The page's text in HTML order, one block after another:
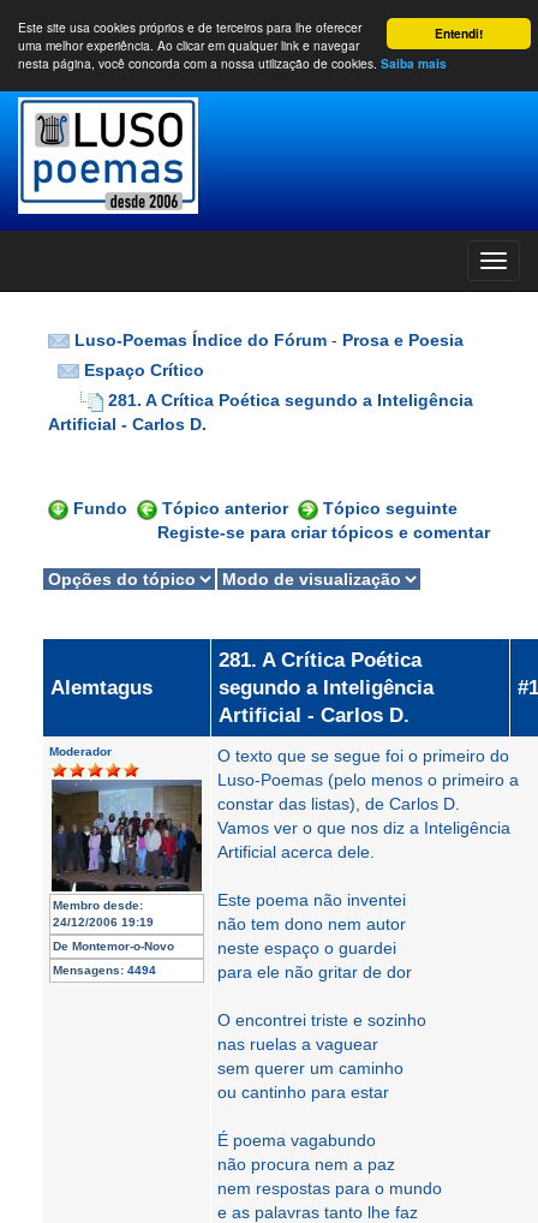
Entendi!
Este site usa cookies próprios e de terceiros para lhe oferecer
uma melhor experiência. Ao clicar em qualquer link e navegar
nesta página, você concorda com a nossa utilização de cookies. Saiba mais
Luso-Poemas Índice do Fórum - Prosa e Poesia
Espaço Crítico
281. A Crítica Poética segundo a Inteligência
Artificial - Carlos D.
Fundo Tópico anterior
Tópico seguinte
Registe-se para criar tópicos e comentar
Alemtagus
281. A Crítica Poética
segundo a Inteligência
Artificial - Carlos D.
#1
Moderador
Membro desde:
24/12/2006 19:19
De Montemor-o-Novo
Mensagens: 4494
O texto que se segue foi o primeiro do
Luso-Poemas (pelo menos o primeiro a
constar das listas), de Carlos D.
Vamos ver o que nos diz a Inteligência
Artificial acerca dele.
Este poema não inventei
não tem dono nem autor
neste espaço o guardei
para ele não gritar de dor
O encontrei triste e sozinho
nas ruelas a vaguear
sem querer um caminho
ou cantinho para estar
É poema vagabundo
não procura nem a paz
nem respostas para o mundo
e as palavras tanto lhe faz